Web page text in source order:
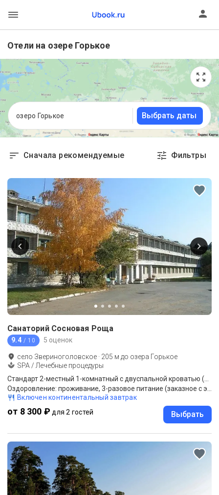
Отели на озере Горькое
озеро Горькое Выбрать даты
Сначала рекомендуемые Фильтры
Санаторий Сосновая Роща
9.4 / 10 5 оценок
село Звериноголовское · 205 м до озера Горькое
SPA / Лечебные процедуры
Включен континентальный завтрак
от 8 300 ₽ для 2 гостей Выбрать